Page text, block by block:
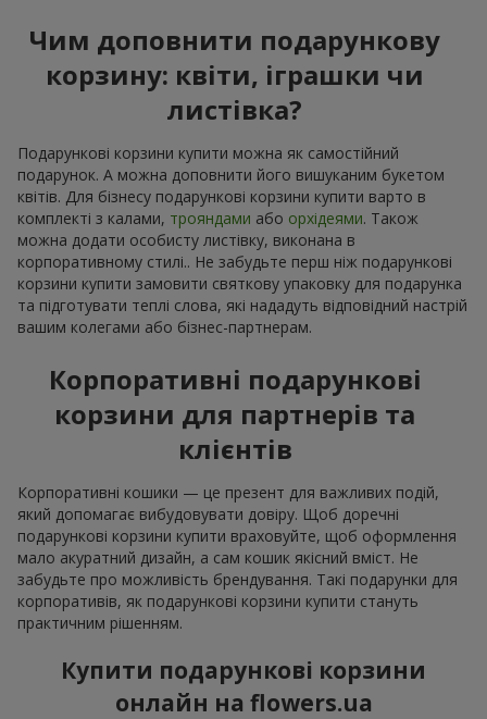
Чим доповнити подарункову
корзину: квіти, іграшки чи
листівка?
Подарункові корзини купити можна як самостійний
подарунок. А можна доповнити його вишуканим букетом
квітів. Для бізнесу подарункові корзини купити варто в
комплекті з калами, трояндами або орхідеями. Також
можна додати особисту листівку, виконана в
корпоративному стилі.. Не забудьте перш ніж подарункові
корзини купити замовити святкову упаковку для подарунка
та підготувати теплі слова, які нададуть відповідний настрій
вашим колегами або бізнес-партнерам.
Корпоративні подарункові
корзини для партнерів та
клієнтів
Корпоративні кошики — це презент для важливих подій,
який допомагає вибудовувати довіру. Щоб доречні
подарункові корзини купити враховуйте, щоб оформлення
мало акуратний дизайн, а сам кошик якісний вміст. Не
забудьте про можливість брендування. Такі подарунки для
корпоративів, як подарункові корзини купити стануть
практичним рішенням.
Купити подарункові корзини
онлайн на flowers.ua